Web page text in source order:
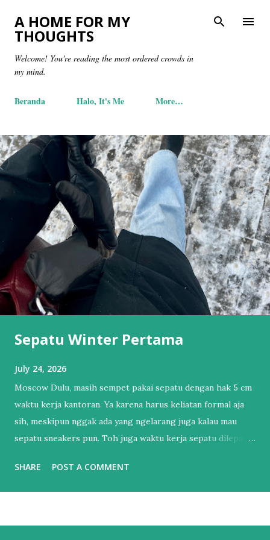
Skip to main content
A HOME FOR MY
THOUGHTS
Welcome! You're reading the most ordered crowds in
my mind.
Beranda Halo, It's Me More…
Sepatu Winter Pertama
July 24, 2026
Moscow Dulu, masih sempet pakai sepatu dengan hak 5 cm
waktu kerja kantoran. Ya karena harus keliatan formal aja
sih, meskipun nggak ada yang ngelarang juga kalau mau
sepatu sneakers pun. Toh juga waktu kerja sepatu dilepas
Setelahnya, bertahun-tahun hanya punya 1 sepatu sneakers
SHARE POST A COMMENT